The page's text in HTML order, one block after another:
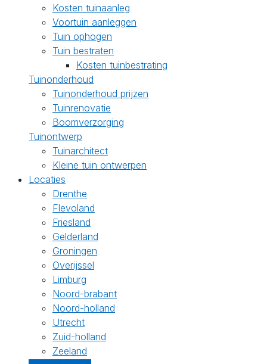
Kosten tuinaanleg
Voortuin aanleggen
Tuin ophogen
Tuin bestraten
Kosten tuinbestrating
Tuinonderhoud
Tuinonderhoud prijzen
Tuinrenovatie
Boomverzorging
Tuinontwerp
Tuinarchitect
Kleine tuin ontwerpen
Locaties
Drenthe
Flevoland
Friesland
Gelderland
Groningen
Overijssel
Limburg
Noord-brabant
Noord-holland
Utrecht
Zuid-holland
Zeeland